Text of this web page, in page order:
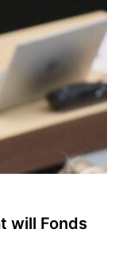
will Fonds